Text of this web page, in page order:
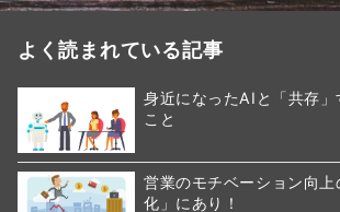
よく読まれている記事
身近になったAIと「共存」
こと
営業のモチベーション向上
化」にあり！